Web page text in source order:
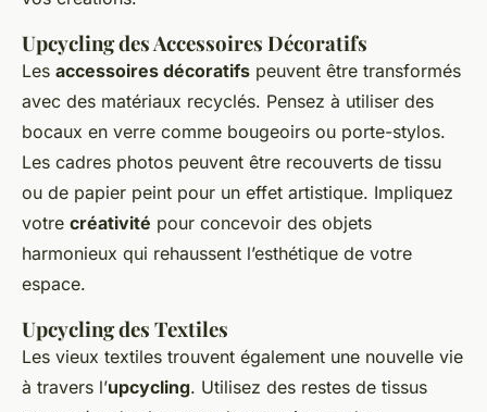
Upcycling des Accessoires Décoratifs
Les accessoires décoratifs peuvent être transformés
avec des matériaux recyclés. Pensez à utiliser des
bocaux en verre comme bougeoirs ou porte-stylos.
Les cadres photos peuvent être recouverts de tissu
ou de papier peint pour un effet artistique. Impliquez
votre créativité pour concevoir des objets
harmonieux qui rehaussent l’esthétique de votre
espace.
Upcycling des Textiles
Les vieux textiles trouvent également une nouvelle vie
à travers l’upcycling. Utilisez des restes de tissus